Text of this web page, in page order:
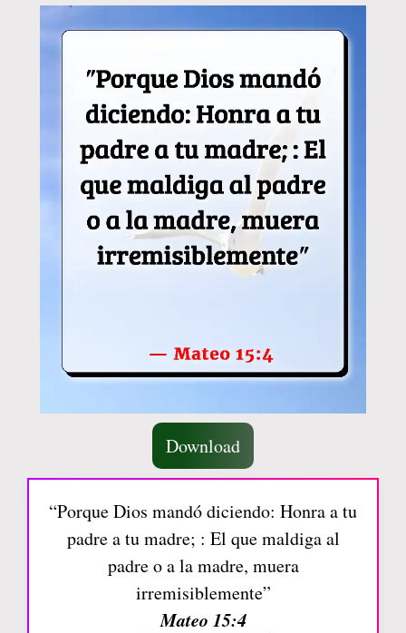
Download
“Porque Dios mandó diciendo: Honra a tu
padre a tu madre; : El que maldiga al
padre o a la madre, muera
irremisiblemente”
Mateo 15:4